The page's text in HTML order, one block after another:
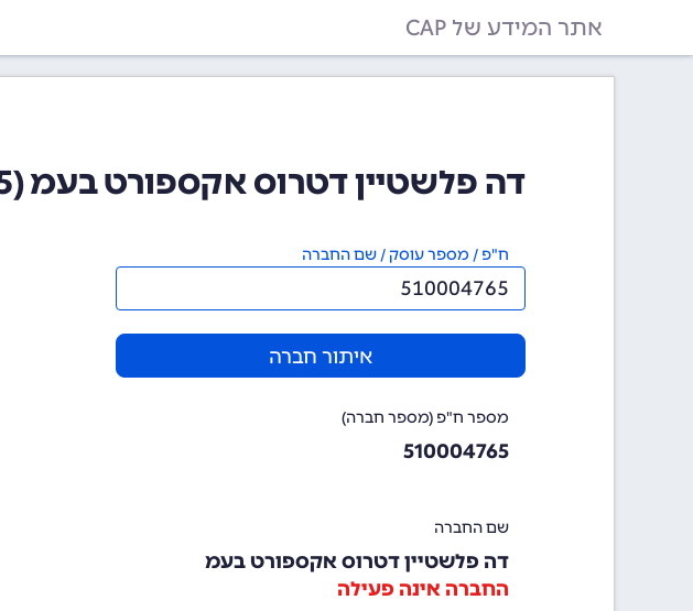
אתר המידע של CAP
דה פלשטיין דטרוס אקספורט בעמ (510004765)
ח"פ / מספר עוסק / שם החברה
איתור חברה
מספר ח"פ (מספר חברה)
510004765
שם החברה
דה פלשטיין דטרוס אקספורט בעמ
החברה אינה פעילה